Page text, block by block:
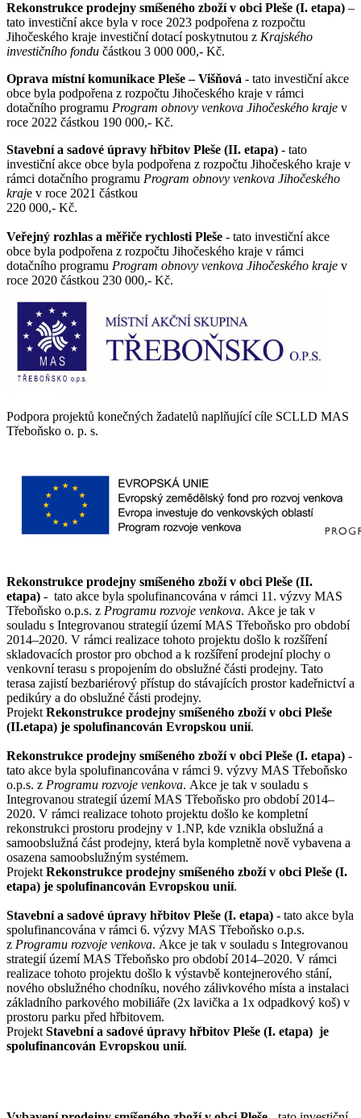
Rekonstrukce prodejny smíšeného zboží v obci Pleše (I. etapa) –
tato investiční akce byla v roce 2023 podpořena z rozpočtu
Jihočeského kraje investiční dotací poskytnutou z Krajského
investičního fondu částkou 3 000 000,- Kč.
Oprava místní komunikace Pleše – Višňová - tato investiční akce
obce byla podpořena z rozpočtu Jihočeského kraje v rámci
dotačního programu Program obnovy venkova Jihočeského kraje v
roce 2022 částkou 190 000,- Kč.
Stavební a sadové úpravy hřbitov Pleše (II. etapa) - tato
investiční akce obce byla podpořena z rozpočtu Jihočeského kraje v
rámci dotačního programu Program obnovy venkova Jihočeského
kraje v roce 2021 částkou
220 000,- Kč.
Veřejný rozhlas a měřiče rychlosti Pleše - tato investiční akce
obce byla podpořena z rozpočtu Jihočeského kraje v rámci
dotačního programu Program obnovy venkova Jihočeského kraje v
roce 2020 částkou 230 000,- Kč.
Podpora projektů konečných žadatelů naplňující cíle SCLLD MAS
Třeboňsko o. p. s.
Rekonstrukce prodejny smíšeného zboží v obci Pleše (II.
etapa) - tato akce byla spolufinancována v rámci 11. výzvy MAS
Třeboňsko o.p.s. z Programu rozvoje venkova. Akce je tak v
souladu s Integrovanou strategií území MAS Třeboňsko pro období
2014–2020. V rámci realizace tohoto projektu došlo k rozšíření
skladovacích prostor pro obchod a k rozšíření prodejní plochy o
venkovní terasu s propojením do obslužné části prodejny. Tato
terasa zajistí bezbariérový přístup do stávajících prostor kadeřnictví a
pedikúry a do obslužné části prodejny.
Projekt Rekonstrukce prodejny smíšeného zboží v obci Pleše
(II.etapa) je spolufinancován Evropskou unií.
Rekonstrukce prodejny smíšeného zboží v obci Pleše (I. etapa) -
tato akce byla spolufinancována v rámci 9. výzvy MAS Třeboňsko
o.p.s. z Programu rozvoje venkova. Akce je tak v souladu s
Integrovanou strategií území MAS Třeboňsko pro období 2014–
2020. V rámci realizace tohoto projektu došlo ke kompletní
rekonstrukci prostoru prodejny v 1.NP, kde vznikla obslužná a
samoobslužná část prodejny, která byla kompletně nově vybavena a
osazena samoobslužným systémem.
Projekt Rekonstrukce prodejny smíšeného zboží v obci Pleše (I.
etapa) je spolufinancován Evropskou unií.
Stavební a sadové úpravy hřbitov Pleše (I. etapa) - tato akce byla
spolufinancována v rámci 6. výzvy MAS Třeboňsko o.p.s.
z Programu rozvoje venkova. Akce je tak v souladu s Integrovanou
strategií území MAS Třeboňsko pro období 2014–2020. V rámci
realizace tohoto projektu došlo k výstavbě kontejnerového stání,
nového obslužného chodníku, nového zálivkového místa a instalaci
základního parkového mobiliáře (2x lavička a 1x odpadkový koš) v
prostoru parku před hřbitovem.
Projekt Stavební a sadové úpravy hřbitov Pleše (I. etapa) je
spolufinancován Evropskou unií.